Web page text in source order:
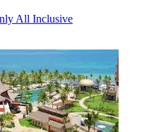
All Inclusive